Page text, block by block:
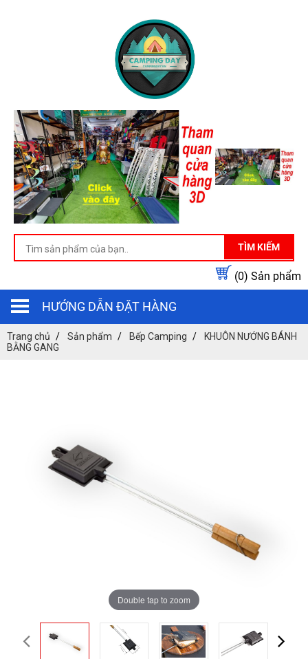
TÌM KIẾM
(0) Sản phẩm
HƯỚNG DẪN ĐẶT HÀNG
Trang chủ Sản phẩm Bếp Camping
KHUÔN NƯỚNG BÁNH
BẰNG GANG
Double tap to zoom